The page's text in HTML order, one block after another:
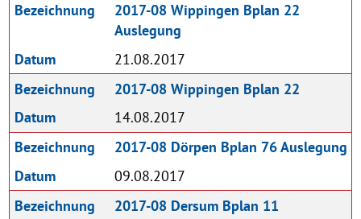
Datum 21.08.2017
Bezeichnung
2017-08 Wippingen Bplan 22
Auslegung
Datum 14.08.2017
Bezeichnung 2017-08 Wippingen Bplan 22
Datum 09.08.2017
Bezeichnung 2017-08 Dörpen Bplan 76 Auslegung
Bezeichnung 2017-08 Dersum Bplan 11